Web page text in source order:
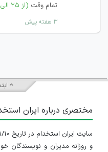
تمام وقت (از ۲۵ الی ۳۰ میلیون)
۳ هفته پیش
مختصری درباره ایران
و روزانه مدیران و